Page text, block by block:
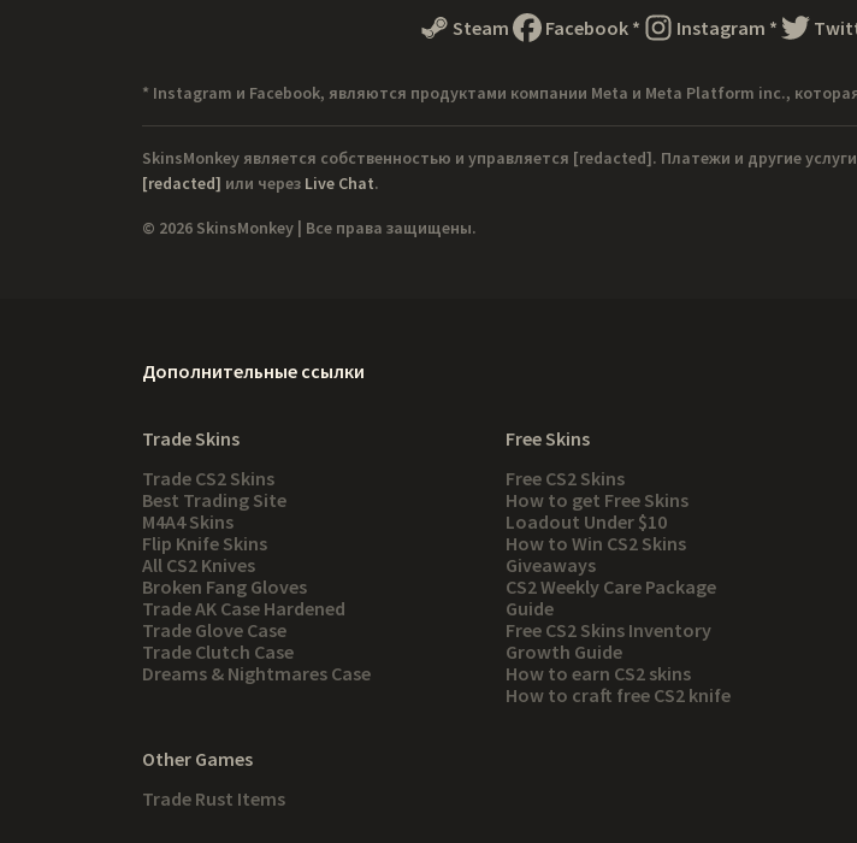
Steam Facebook * Instagram *
* Instagram и Facebook, являются продуктами компании Meta и Meta Platform inc.,
SkinsMonkey является собственностью и управляется [redacted]. Платежи и другие
[redacted] или через Live Chat.
© 2026 SkinsMonkey | Все права защищены.
Дополнительные ссылки
Trade Skins
Trade CS2 Skins
Best Trading Site
M4A4 Skins
Flip Knife Skins
All CS2 Knives
Broken Fang Gloves
Trade AK Case Hardened
Trade Glove Case
Trade Clutch Case
Dreams & Nightmares Case
Free Skins
Free CS2 Skins
How to get Free Skins
Loadout Under $10
How to Win CS2 Skins
Giveaways
CS2 Weekly Care Package
Guide
Free CS2 Skins Inventory
Growth Guide
How to earn CS2 skins
How to craft free CS2 knife
Other Games
Trade Rust Items